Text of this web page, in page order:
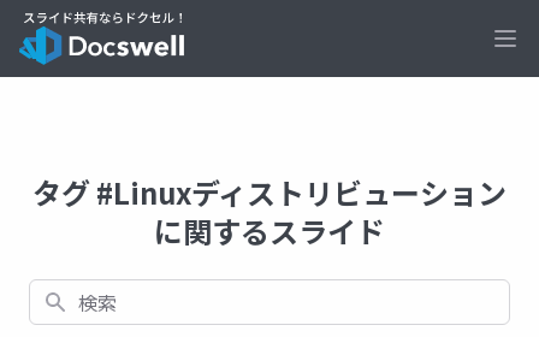
タグ #Linuxディストリビューション
に関するスライド
検索